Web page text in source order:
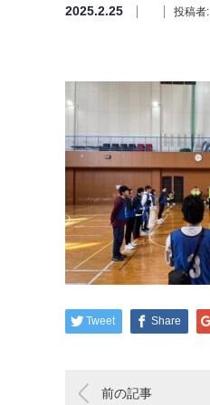
2025.2.25 投稿者:
Tweet Share
前の記事